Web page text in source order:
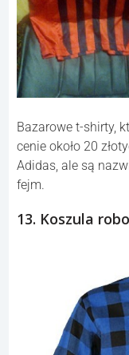
Bazarowe t-shirty,
cenie około 20
Adidas, ale są
fejm.
13. Koszula